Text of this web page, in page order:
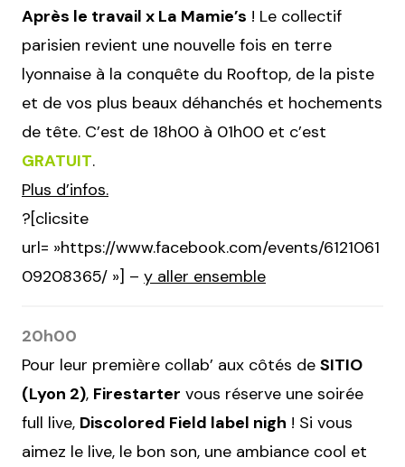
Après le travail x La Mamie’s ! Le collectif
parisien revient une nouvelle fois en terre
lyonnaise à la conquête du Rooftop, de la piste
et de vos plus beaux déhanchés et hochements
de tête. C’est de 18h00 à 01h00 et c’est
GRATUIT.
Plus d’infos.
?[clicsite
url= »https://www.facebook.com/events/6121061
09208365/ »] – y aller ensemble
20h00
Pour leur première collab’ aux côtés de SITIO
(Lyon 2), Firestarter vous réserve une soirée
full live, Discolored Field label nigh ! Si vous
aimez le live, le bon son, une ambiance cool et